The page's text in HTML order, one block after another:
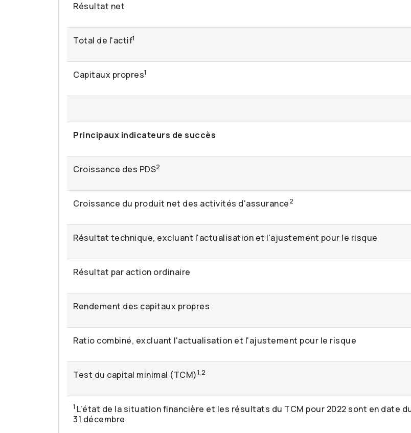
Résultat net
Total de l'actif1
Capitaux propres1
Principaux indicateurs de succès
Croissance des PDS2
Croissance du produit net des activités d'assurance2
Résultat technique, excluant l'actualisation et l'ajustement pour le risque
Résultat par action ordinaire
Rendement des capitaux propres
Ratio combiné, excluant l'actualisation et l'ajustement pour le risque
Test du capital minimal (TCM)1,2
1 L'état de la situation financière et les résultats du TCM pour 2022 sont en date
31 décembre